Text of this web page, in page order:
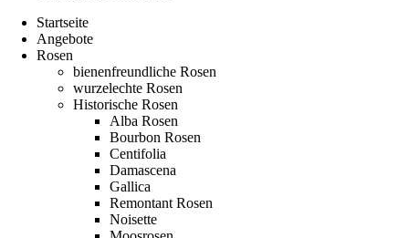
Startseite
Angebote
Rosen
bienenfreundliche Rosen
wurzelechte Rosen
Historische Rosen
Alba Rosen
Bourbon Rosen
Centifolia
Damascena
Gallica
Remontant Rosen
Noisette